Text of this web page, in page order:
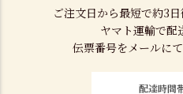
ご注文日から最短で約3日
ヤマト運輸で配
伝票番号をメールに
配達時間